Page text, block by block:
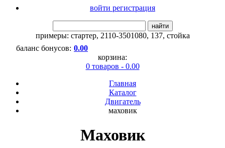
войти регистрация
найти
примеры: стартер, 2110-3501080, 137, стойка
баланс бонусов: 0.00
корзина:
0 товаров - 0.00
Главная
Каталог
Двигатель
маховик
Маховик